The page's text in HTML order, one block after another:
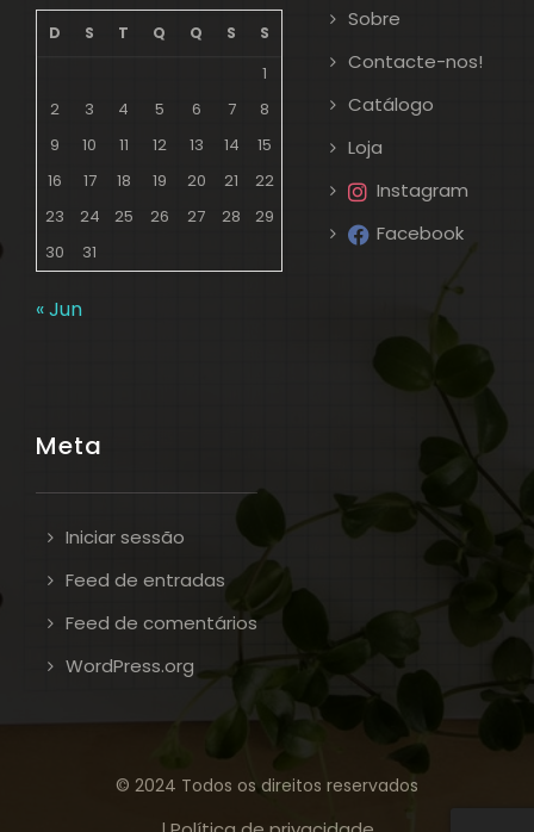
D S T Q Q S S
1
2
3 4 5 6 7
8
9
10 11 12 13 14
15
16
17 18 19 20 21
22
23
24 25 26 27 28
29
30
31
« Jun
Sobre
Contacte-nos!
Catálogo
Loja
Instagram
Facebook
Meta
Iniciar sessão
Feed de entradas
Feed de comentários
WordPress.org
© 2024 Todos os direitos reservados